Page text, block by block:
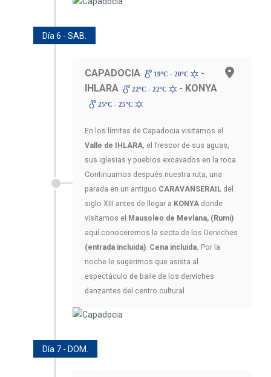
Día 6 - SAB.
CAPADOCIA 19ºC - 20ºC
-
IHLARA
22ºC - 22ºC - KONYA
25ºC - 25ºC
En los límites de Capadocia visitamos el
Valle de IHLARA, el frescor de sus aguas,
sus iglesias y pueblos excavados en la roca.
Continuamos después nuestra ruta, una
parada en un antiguo CARAVANSERAIL del
siglo XIII antes de llegar a KONYA donde
visitamos el Mausoleo de Mevlana, (Rumi)
aquí conoceremos la secta de los Derviches
(entrada incluida). Cena incluida. Por la
noche le sugerimos que asista al
espectáculo de baile de los derviches
danzantes del centro cultural.
Día 7 - DOM.